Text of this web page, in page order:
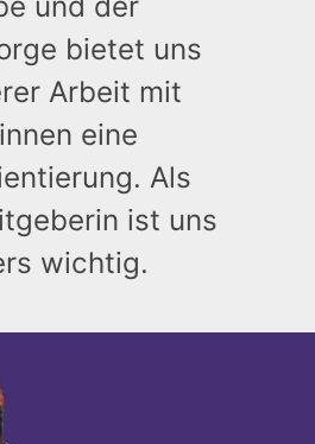
bietet uns
Arbeit mit
eine
Als
ist uns
wichtig.